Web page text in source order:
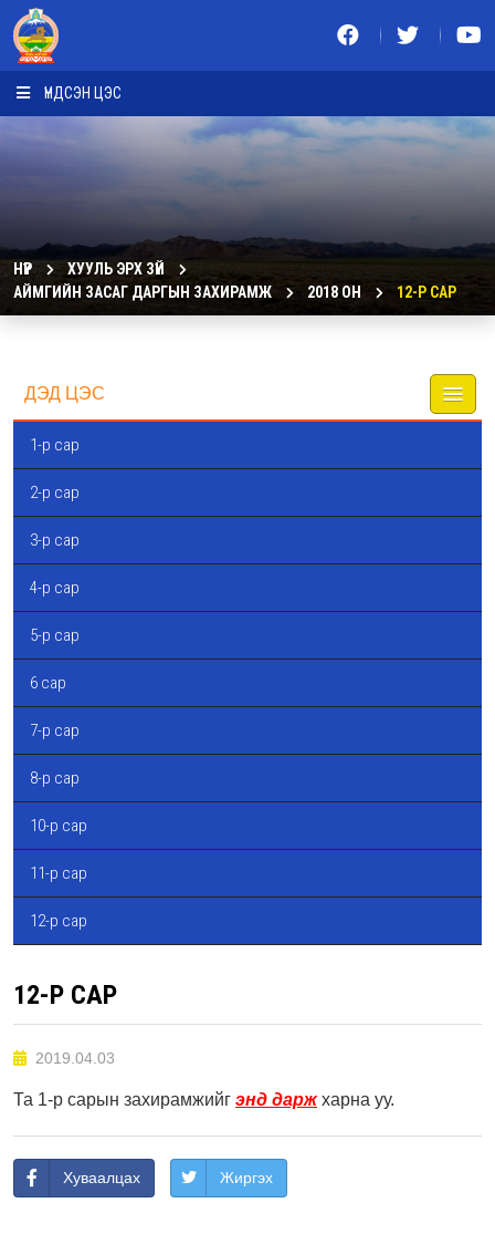
ҮНДСЭН ЦЭС
НҮҮР
ХУУЛЬ ЭРХ ЗҮЙ
АЙМГИЙН ЗАСАГ ДАРГЫН ЗАХИРАМЖ
2018 ОН 12-Р САР
ДЭД ЦЭС
1-р сар
2-р сар
3-р сар
4-р сар
5-р сар
6 сар
7-р сар
8-р сар
10-р сар
11-р сар
12-р сар
12-Р САР
2019.04.03
Та 1-р сарын захирамжийг энд даржхарна уу.
Хуваалцах Жиргэх